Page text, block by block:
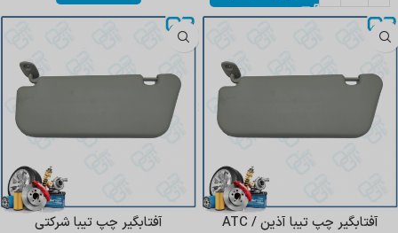
آفتابگیر چپ تیبا آذین / ATC
آفتابگیر چپ تیبا شرکتی